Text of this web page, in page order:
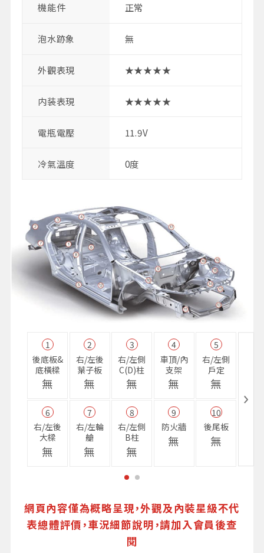
機能件 正常
泡水跡象 無
外觀表現 ★★★★★
内装表現 ★★★★★
電瓶電壓 11.9V
冷氣溫度 0度
1
後底板&
底橫樑
無
2
右/左後
葉子板
無
3
右/左側
C(D)柱
無
4
車頂/內
支架
無
5
右/左側
戶定
無
6
右/左後
大樑
無
7
右/左輪
艙
無
8
右/左側
B柱
無
9
防火牆
無
10
後尾板
無
網頁內容僅為概略呈現，外觀及內裝星級不代
表總體評價，車況細節說明，請加入會員後查
閱